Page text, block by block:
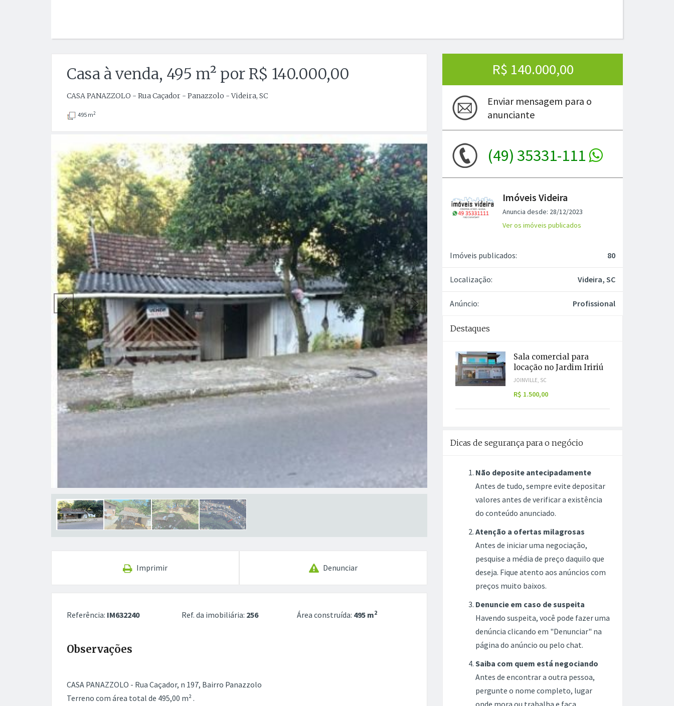
Casa à venda, 495 m² por R$ 140.000,00
CASA PANAZZOLO - Rua Caçador - Panazzolo - Videira, SC
495 m2
Próxima
Imprimir Denunciar
Referência: IM632240 Ref. da imobiliária: 256 Área construída: 495 m2
Observações
CASA PANAZZOLO - Rua Caçador, n 197, Bairro Panazzolo
Terreno com área total de 495,00 m² .
R$ 140.000,00
Enviar mensagem para o
anunciante
(49) 35331-111
Imóveis Videira
Anuncia desde: 28/12/2023
Ver os imóveis publicados
Imóveis publicados: 80
Localização: Videira, SC
Anúncio: Profissional
Destaques
Sala comercial para
locação no Jardim Iririú
JOINVILLE, SC
R$ 1.500,00
Dicas de segurança para o negócio
Não deposite antecipadamente
Antes de tudo, sempre evite depositar
valores antes de verificar a existência
do conteúdo anunciado.
Atenção a ofertas milagrosas
Antes de iniciar uma negociação,
pesquise a média de preço daquilo que
deseja. Fique atento aos anúncios com
preços muito baixos.
Denuncie em caso de suspeita
Havendo suspeita, você pode fazer uma
denúncia clicando em "Denunciar" na
página do anúncio ou pelo chat.
Saiba com quem está negociando
Antes de encontrar a outra pessoa,
pergunte o nome completo, lugar
onde mora ou trabalha e faça